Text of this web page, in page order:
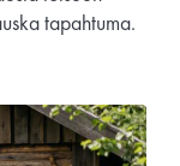
tapahtuma.